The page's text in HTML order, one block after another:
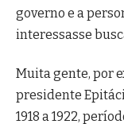
governo e a
interessasse
Muita gente, por
presidente
1918 a 1922,